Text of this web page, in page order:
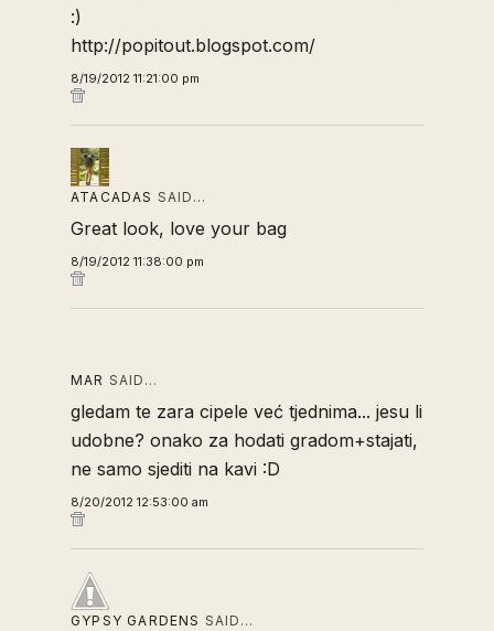
:)
http://popitout.blogspot.com/
8/19/2012 11:21:00 pm
ATACADAS SAID…
Great look, love your bag
8/19/2012 11:38:00 pm
MAR SAID…
gledam te zara cipele već tjednima... jesu li
udobne? onako za hodati gradom+stajati,
ne samo sjediti na kavi :D
8/20/2012 12:53:00 am
GYPSY GARDENS SAID…